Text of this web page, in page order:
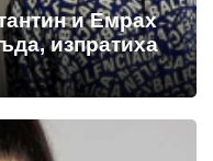
и Емрах
изпратиха